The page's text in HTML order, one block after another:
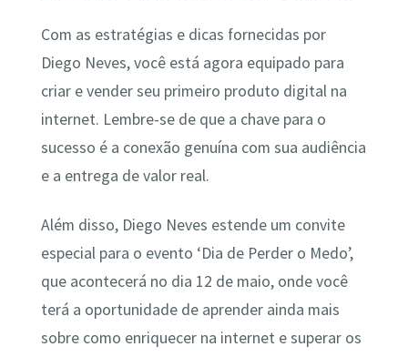
Com as estratégias e dicas fornecidas por
Diego Neves, você está agora equipado para
criar e vender seu primeiro produto digital na
internet. Lembre-se de que a chave para o
sucesso é a conexão genuína com sua audiência
e a entrega de valor real.
Além disso, Diego Neves estende um convite
especial para o evento ‘Dia de Perder o Medo’,
que acontecerá no dia 12 de maio, onde você
terá a oportunidade de aprender ainda mais
sobre como enriquecer na internet e superar os